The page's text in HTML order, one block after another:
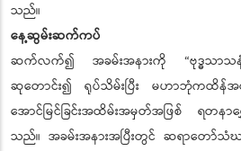
သည်။
နေ့ဆွမ်းဆက်ကပ်
ဆက်လက်၍ အခမ်းအနားကို “ဗုဒ္ဓသာသ
ဆုတောင်း၍ ရုပ်သိမ်းပြီး မဟာဘုံကထိန်အ
အောင်မြင်ခြင်းအထိမ်းအမှတ်အဖြစ် ရတနာရွှေ
သည်။ အခမ်းအနားအပြီးတွင် ဆရာတော်သံဃ